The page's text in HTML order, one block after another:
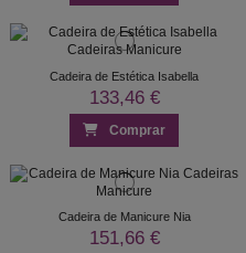
Cadeira de Estética Isabella
133,46 €
Comprar
Cadeira de Manicure Nia
151,66 €